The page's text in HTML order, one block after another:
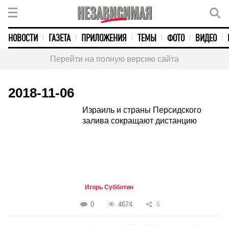
НОВОСТИ ГАЗЕТА ПРИЛОЖЕНИЯ ТЕМЫ ФОТО ВИДЕО
Перейти на полную версию сайта
2018-11-06
Израиль и страны Персидского
залива сокращают дистанцию
Игорь Субботин
0 4674 6